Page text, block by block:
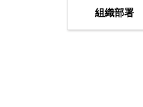
組織部署